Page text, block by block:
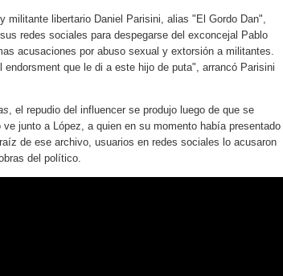
militante libertario Daniel Parisini, alias "El Gordo Dan",
redes sociales para despegarse del exconcejal Pablo
acusaciones por abuso sexual y extorsión a militantes.
que le di a este hijo de puta", arrancó Parisini
, el repudio del influencer se produjo luego de que se
junto a López, a quien en su momento había presentado
de ese archivo, usuarios en redes sociales lo acusaron
del político.